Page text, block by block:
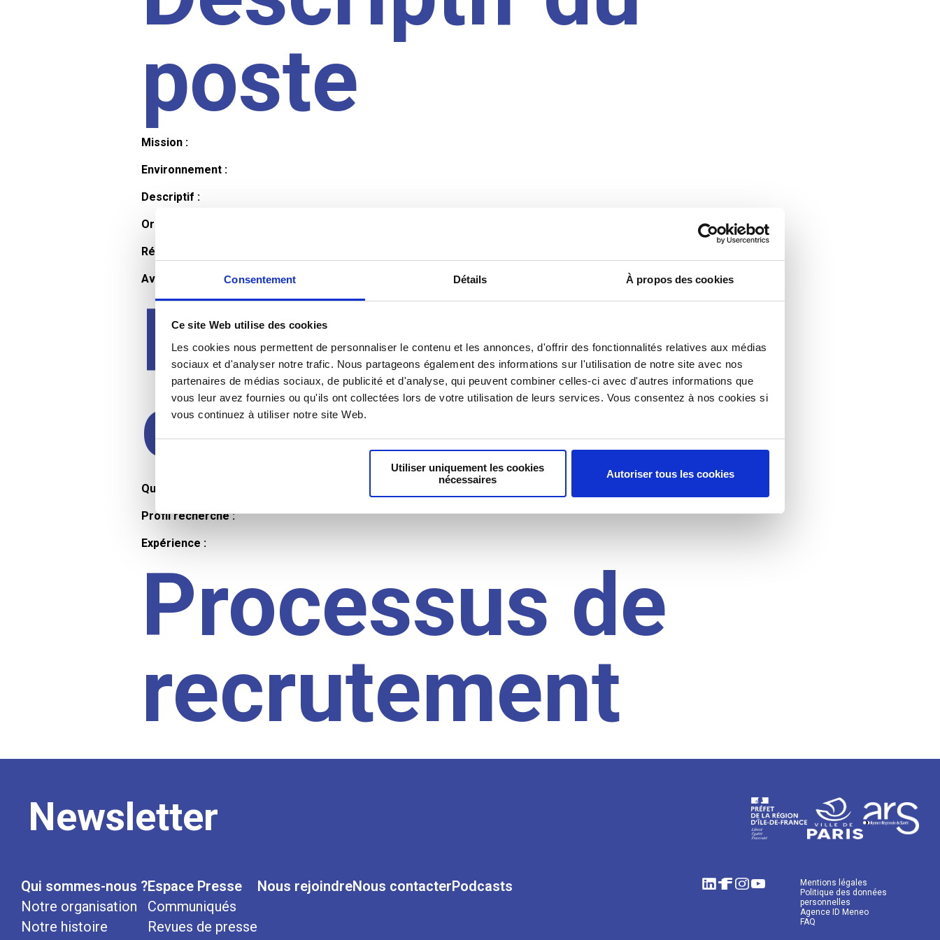
Consentement Détails À propos des cookies
Ce site Web utilise des cookies
Les cookies nous permettent de personnaliser le contenu et les annonces, d'offrir des fonctionnalités relatives aux médias
sociaux et d'analyser notre trafic. Nous partageons également des informations sur l'utilisation de notre site avec nos
partenaires de médias sociaux, de publicité et d'analyse, qui peuvent combiner celles-ci avec d'autres informations que
vous leur avez fournies ou qu'ils ont collectées lors de votre utilisation de leurs services. Vous consentez à nos cookies si
vous continuez à utiliser notre site Web.
Utiliser uniquement les cookies
nécessaires
Autoriser tous les cookies
poste
Mission :
Environnement :
Descriptif :
Organisation et horaires :
Rémunération :
Avantages :
Profil du
candidat
Qualifications et diplômes :
Profil recherché :
Expérience :
Processus de
recrutement
Newsletter
Qui sommes-nous ?
Notre organisation
Notre histoire
Espace Presse
Communiqués
Revues de presse
Nous rejoindreNous contacterPodcasts
Mentions légales
Politique des données
personnelles
Agence ID Meneo
FAQ